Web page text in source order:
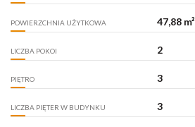
POWIERZCHNIA UŻYTKOWA 47,88 m²
LICZBA POKOI 2
PIĘTRO 3
LICZBA PIĘTER W BUDYNKU 3